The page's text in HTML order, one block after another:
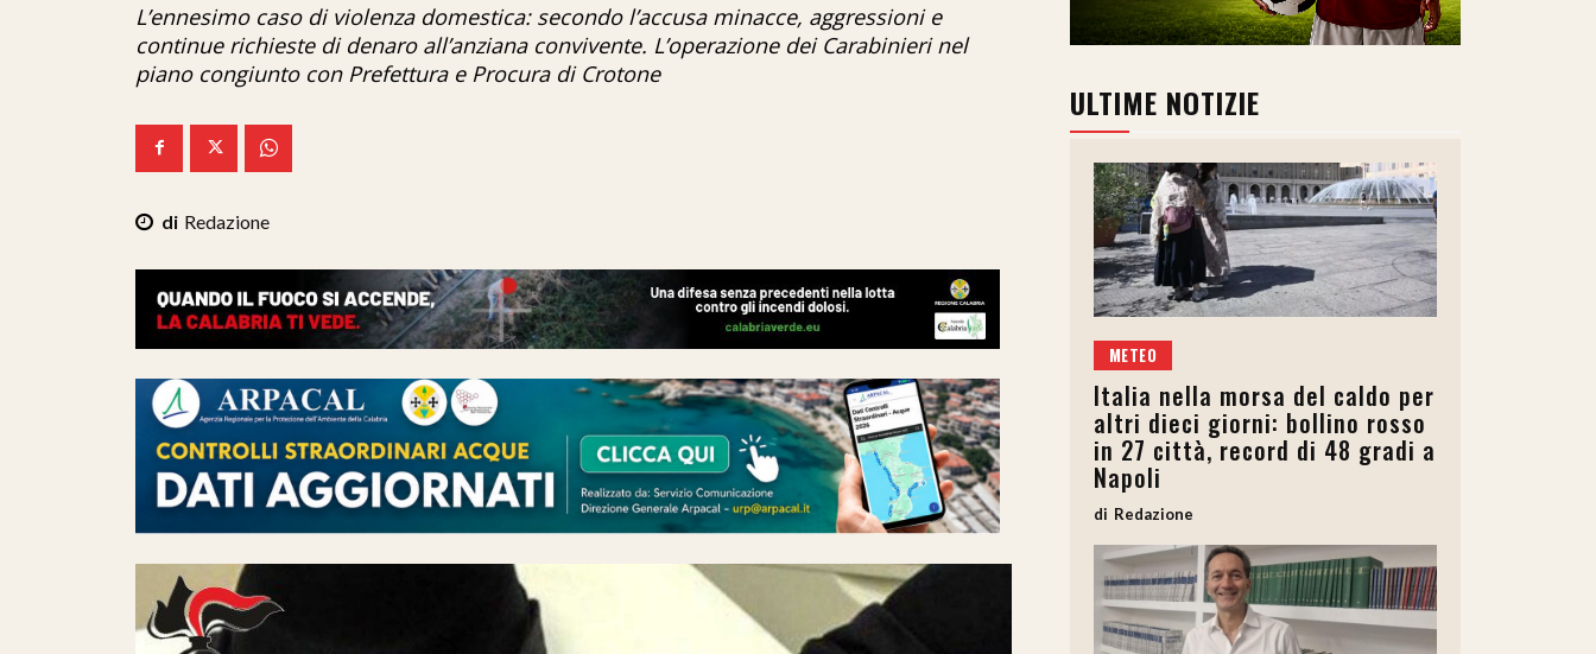
L’ennesimo caso di violenza domestica: secondo l’accusa minacce, aggressioni e
continue richieste di denaro all’anziana convivente. L’operazione dei Carabinieri nel
piano congiunto con Prefettura e Procura di Crotone
Redazione
ULTIME NOTIZIE
METEO
Italia nella morsa del caldo per
altri dieci giorni: bollino rosso
in 27 città, record di 48 gradi a
Napoli
Redazione